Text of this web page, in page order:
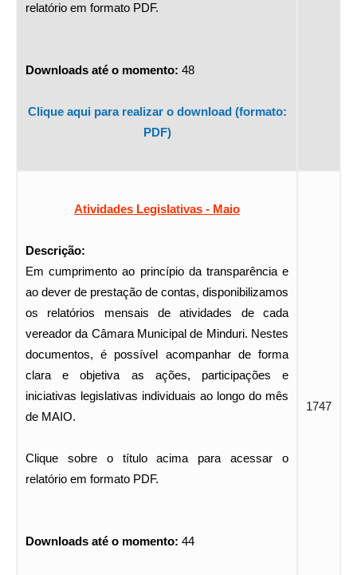
relatório em formato PDF.
Downloads até o momento: 48
Clique aqui para realizar o download (formato:
PDF)
Atividades Legislativas - Maio
Descrição:
Em cumprimento ao princípio da transparência e
ao dever de prestação de contas, disponibilizamos
os relatórios mensais de atividades de cada
vereador da Câmara Municipal de Minduri. Nestes
documentos, é possível acompanhar de forma
clara e objetiva as ações, participações e
iniciativas legislativas individuais ao longo do mês
de MAIO.
Clique sobre o título acima para acessar o
relatório em formato PDF.
Downloads até o momento: 44
1747